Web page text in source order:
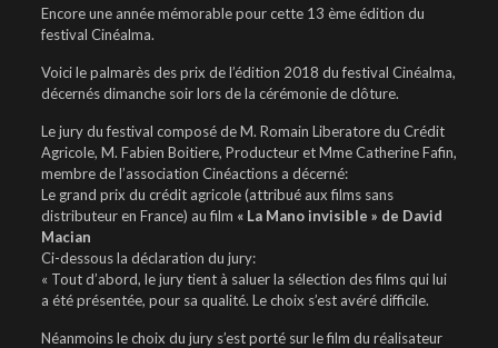
Encore une année mémorable pour cette 13 ème édition du
festival Cinéalma.
Voici le palmarès des prix de l’édition 2018 du festival Cinéalma,
décernés dimanche soir lors de la cérémonie de clôture.
Le jury du festival composé de M. Romain Liberatore du Crédit
Agricole, M. Fabien Boitiere, Producteur et Mme Catherine Fafin,
membre de l’association Cinéactions a décerné:
Le grand prix du crédit agricole (attribué aux films sans
distributeur en France) au film « La Mano invisible » de David
Macian
Ci-dessous la déclaration du jury:
« Tout d’abord, le jury tient à saluer la sélection des films qui lui
a été présentée, pour sa qualité. Le choix s’est avéré difficile.
Néanmoins le choix du jury s’est porté sur le film du réalisateur